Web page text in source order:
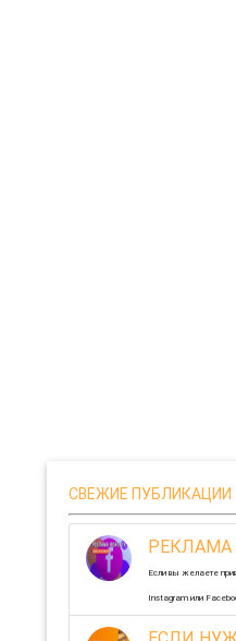
СВЕЖИЕ ПУБЛИКАЦИИ
РЕКЛАМА
Если вы желаете
Instagram или